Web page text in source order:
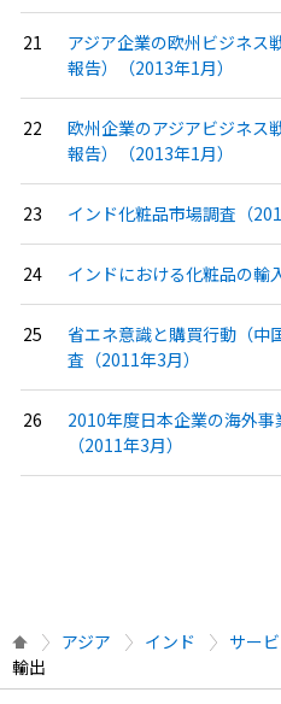
アジア企業の欧州ビジネス
報告）（2013年1月）
欧州企業のアジアビジネス
報告）（2013年1月）
インド化粧品市場調査（
インドにおける化粧品の輸
省エネ意識と購買行動（中
査（2011年3月）
2010年度日本企業の海外
（2011年3月）
アジア インド サー
輸出